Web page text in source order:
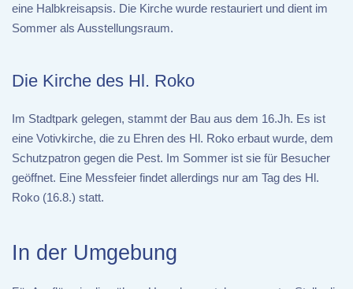
eine Halbkreisapsis. Die Kirche wurde restauriert und dient im
Sommer als Ausstellungsraum.
Die Kirche des Hl. Roko
Im Stadtpark gelegen, stammt der Bau aus dem 16.Jh. Es ist
eine Votivkirche, die zu Ehren des Hl. Roko erbaut wurde, dem
Schutzpatron gegen die Pest. Im Sommer ist sie für Besucher
geöffnet. Eine Messfeier findet allerdings nur am Tag des Hl.
Roko (16.8.) statt.
In der Umgebung